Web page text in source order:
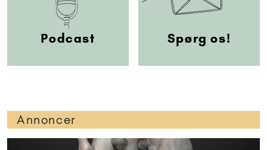
Podcast Spørg os!
Annoncer